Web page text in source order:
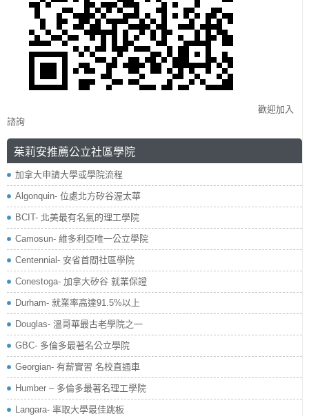
歡迎加入
諮詢
茱莉安推薦公立社區學院
加拿大申請大學或學院流程
Algonquin- 位處北方矽谷渥太華
BCIT- 北美最有名氣的理工學院
Camosun- 維多利亞唯一公立學院
Centennial- 安省首間社區學院
Conestoga- 加拿大矽谷 就業保證
Durham- 就業率高達91.5%以上
Douglas- 溫哥華最古老學院之一
GBC- 多倫多最著名公立學院
Georgian- 有薪實習 名校直通車
Humber – 多倫多最著名理工學院
Langara- 率取大學最佳跳板